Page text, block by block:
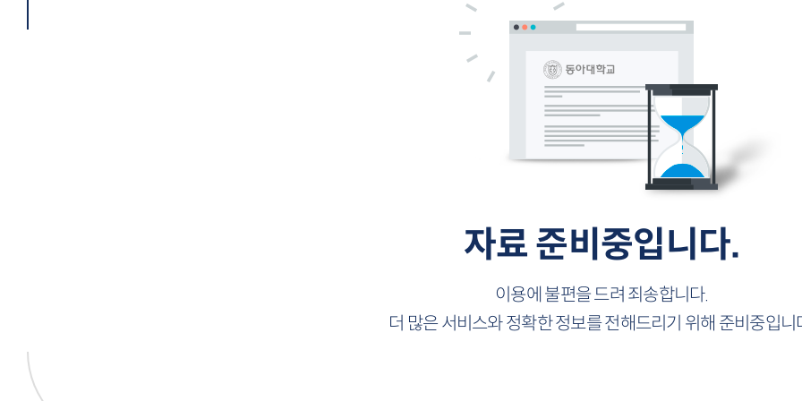
자료 준비중입니다.
이용에 불편을 드려 죄송합니다.
더 많은 서비스와 정확한 정보를 전해드리기 위해 준비중입니